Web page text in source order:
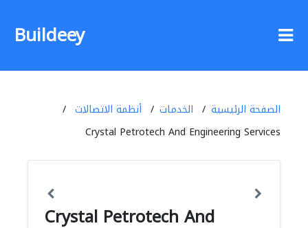
Buildeey
الصفحة الرئيسية الخدمات
أنظمة الاتصالات
Crystal Petrotech And Engineering Services
Crystal Petrotech And